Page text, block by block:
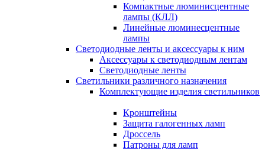
Компактные люминисцентные
лампы (КЛЛ)
Линейные люминесцентные
лампы
Светодиодные ленты и аксессуары к ним
Аксессуары к светодиодным лентам
Светодиодные ленты
Светильники различного назначения
Комплектующие изделия светильников
Кронштейны
Защита галогенных ламп
Дроссель
Патроны для ламп